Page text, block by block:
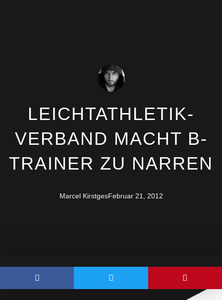
LEICHTATHLETIK-
VERBAND MACHT B-
TRAINER ZU NARREN
Marcel KirstgesFebruar 21, 2012